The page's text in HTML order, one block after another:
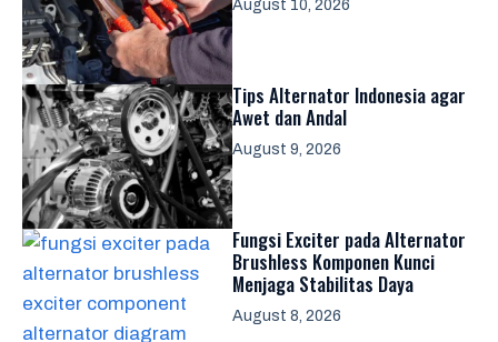
August 10, 2026
Tips Alternator Indonesia agar
Awet dan Andal
August 9, 2026
Fungsi Exciter pada Alternator
Brushless Komponen Kunci
Menjaga Stabilitas Daya
August 8, 2026